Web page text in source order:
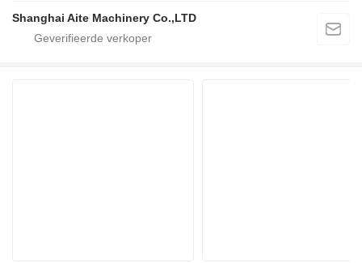
Shanghai Aite Machinery Co.,LTD